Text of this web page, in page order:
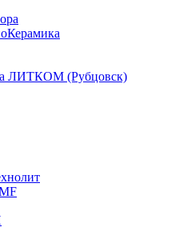
ЛИТКОМ (Рубцовск)